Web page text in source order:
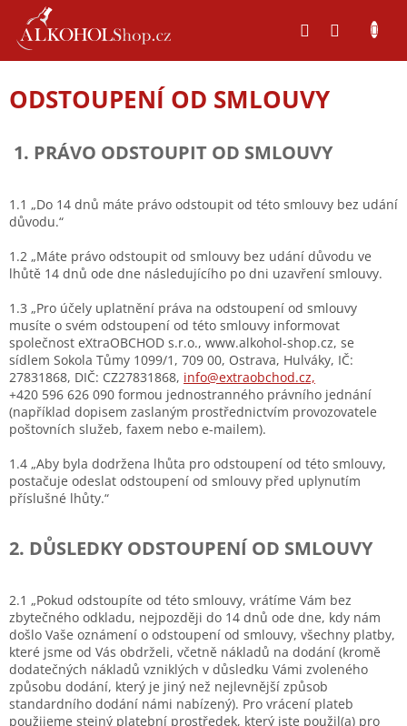
obsah
ODSTOUPENÍ OD SMLOUVY
1. PRÁVO ODSTOUPIT OD SMLOUVY
1.1 „Do 14 dnů máte právo odstoupit od této smlouvy bez udání
důvodu.“
1.2 „Máte právo odstoupit od smlouvy bez udání důvodu ve
lhůtě 14 dnů ode dne následujícího po dni uzavření smlouvy.
1.3 „Pro účely uplatnění práva na odstoupení od smlouvy
musíte o svém odstoupení od této smlouvy informovat
společnost eXtraOBCHOD s.r.o., www.alkohol-shop.cz, se
sídlem Sokola Tůmy 1099/1, 709 00, Ostrava, Hulváky, IČ:
27831868, DIČ: CZ27831868, info@extraobchod.cz,
+420 596 626 090 formou jednostranného právního jednání
(například dopisem zaslaným prostřednictvím provozovatele
poštovních služeb, faxem nebo e-mailem).
1.4 „Aby byla dodržena lhůta pro odstoupení od této smlouvy,
postačuje odeslat odstoupení od smlouvy před uplynutím
příslušné lhůty.“
2. DŮSLEDKY ODSTOUPENÍ OD SMLOUVY
2.1 „Pokud odstoupíte od této smlouvy, vrátíme Vám bez
zbytečného odkladu, nejpozději do 14 dnů ode dne, kdy nám
došlo Vaše oznámení o odstoupení od smlouvy, všechny platby,
které jsme od Vás obdrželi, včetně nákladů na dodání (kromě
dodatečných nákladů vzniklých v důsledku Vámi zvoleného
způsobu dodání, který je jiný než nejlevnější způsob
standardního dodání námi nabízený). Pro vrácení plateb
použijeme stejný platební prostředek, který jste použil(a) pro